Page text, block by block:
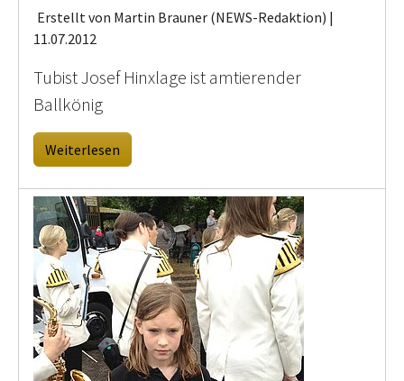
Erstellt von Martin Brauner (NEWS-Redaktion) |
11.07.2012
Tubist Josef Hinxlage ist amtierender
Ballkönig
Weiterlesen